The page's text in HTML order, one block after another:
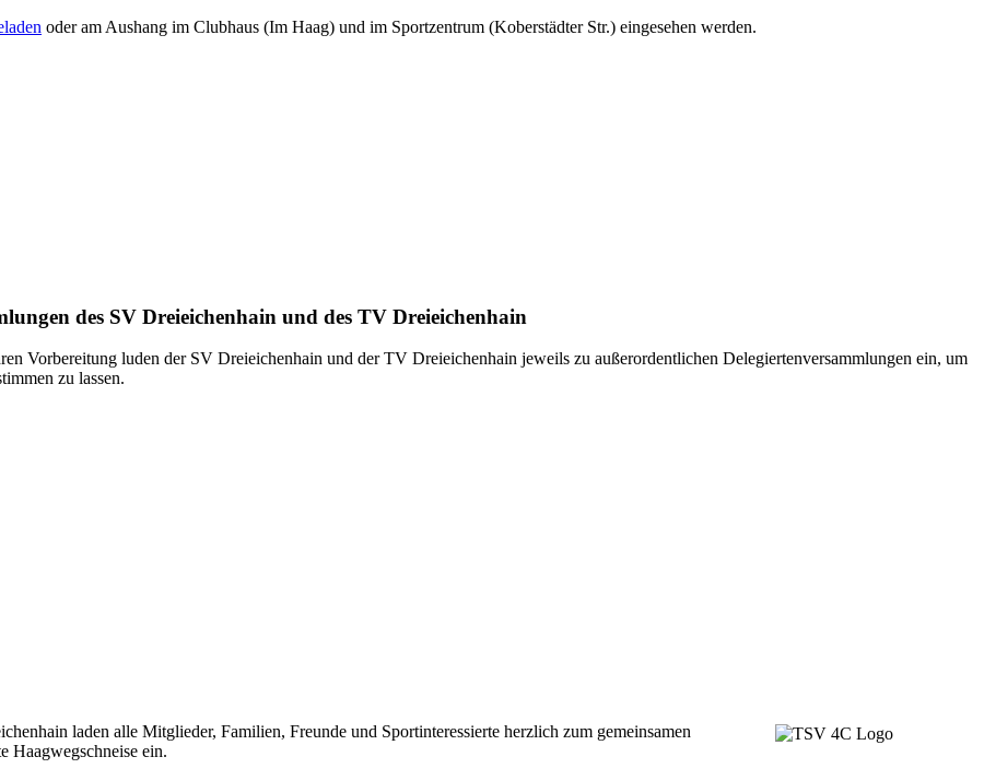
oder am Aushang im Clubhaus (Im Haag) und im Sportzentrum (Koberstädter Str.) eingesehen werden.
des SV Dreieichenhain und des TV Dreieichenhain
Vorbereitung luden der SV Dreieichenhain und der TV Dreieichenhain jeweils zu außerordentlichen Delegiertenversammlungen ein, um
zu lassen.
laden alle Mitglieder, Familien, Freunde und Sportinteressierte herzlich zum gemeinsamen
Haagwegschneise ein.